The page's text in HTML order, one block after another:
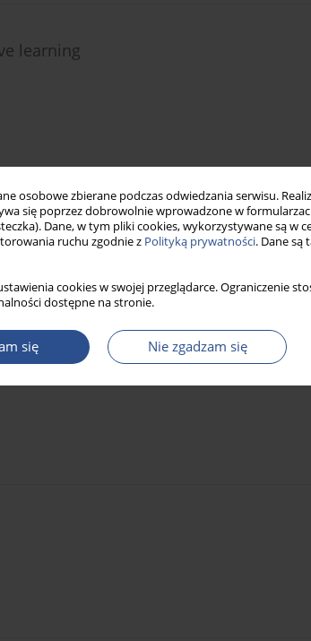
osobowe zbierane podczas odwiedzania serwisu.
się poprzez dobrowolnie wprowadzone w
Dane, w tym pliki cookies, wykorzystywane są w
ruchu zgodnie z Polityką prywatności. Dane są
cookies w swojej przeglądarce. Ograniczenie
dostępne na stronie.
się Nie zgadzam się
learning
From ecology to ecosophy
an itinerary of education for